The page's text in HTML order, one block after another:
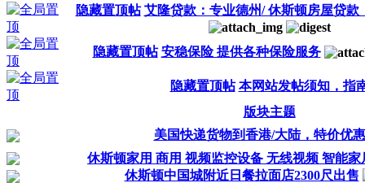
隐藏置顶帖 艾隆贷款：专业德州/ 休斯顿房屋贷款
隐藏置顶帖 安稳保险 提供各种保险服务
隐藏置顶帖 本网站发帖须知，指
版块主题
美国快递货物到香港/大陆，特价优
休斯顿家用 商用 视频监控设备 无线视频 智能家
休斯顿中国城附近日餐拉面店2300尺出售